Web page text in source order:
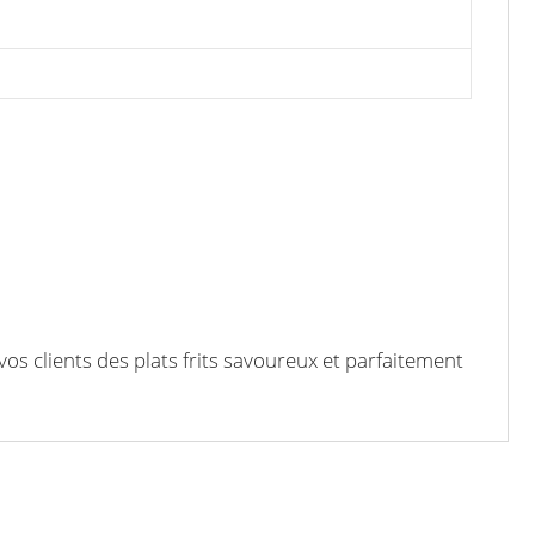
clients des plats frits savoureux et parfaitement